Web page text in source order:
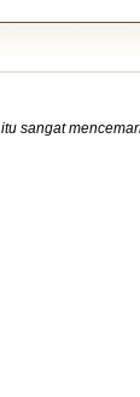
itu sangat